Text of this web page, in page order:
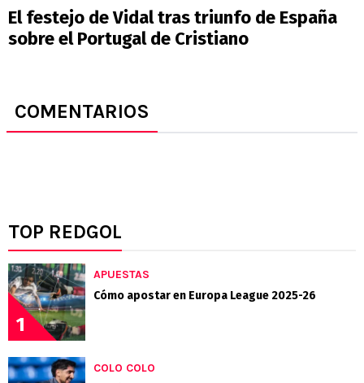
El festejo de Vidal tras triunfo de España
sobre el Portugal de Cristiano
COMENTARIOS
TOP REDGOL
1
APUESTAS
Cómo apostar en Europa League 2025-26
COLO COLO